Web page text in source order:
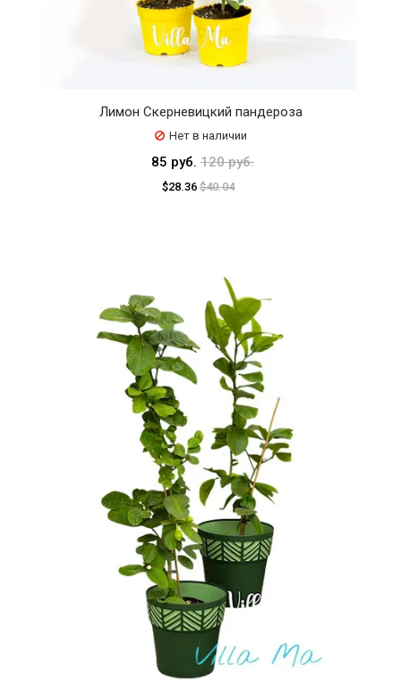
Лимон Скерневицкий пандероза
Нет в наличии
85 руб. 120 руб.
$28.36 $40.04